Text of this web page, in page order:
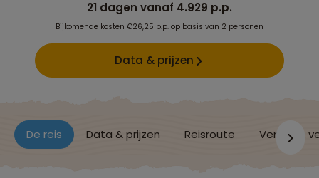
21 dagen vanaf 4.929 p.p.
Bijkomende kosten €26,25 p.p. op basis van 2 personen
Data & prijzen
De reis Data & prijzen Reisroute Verblijf &